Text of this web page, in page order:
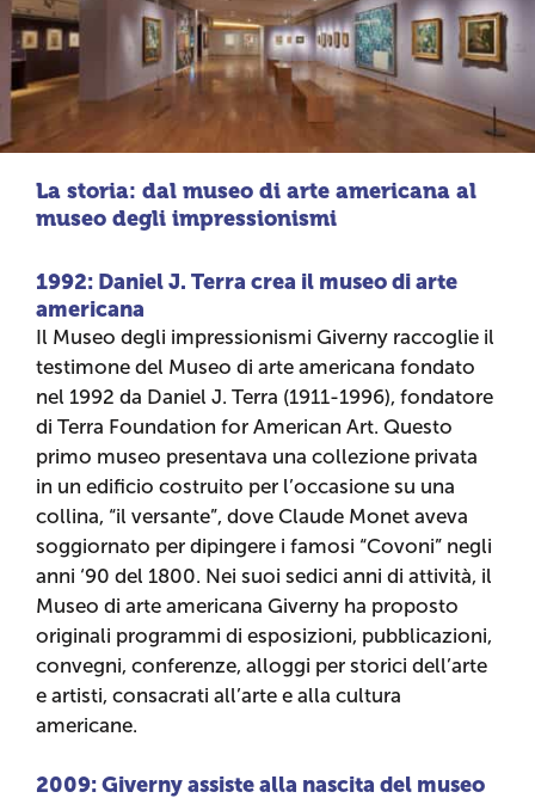
La storia: dal museo di arte americana al
museo degli impressionismi
1992: Daniel J. Terra crea il museo di arte
americana
Il Museo degli impressionismi Giverny raccoglie il
testimone del Museo di arte americana fondato
nel 1992 da Daniel J. Terra (1911-1996), fondatore
di Terra Foundation for American Art. Questo
primo museo presentava una collezione privata
in un edificio costruito per l’occasione su una
collina, “il versante”, dove Claude Monet aveva
soggiornato per dipingere i famosi “Covoni” negli
anni ‘90 del 1800. Nei suoi sedici anni di attività, il
Museo di arte americana Giverny ha proposto
originali programmi di esposizioni, pubblicazioni,
convegni, conferenze, alloggi per storici dell’arte
e artisti, consacrati all’arte e alla cultura
americane.
2009: Giverny assiste alla nascita del museo